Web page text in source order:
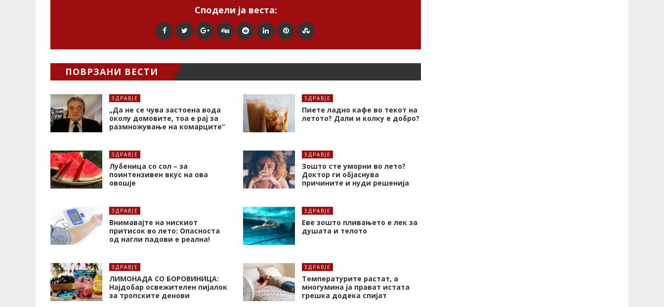
Сподели ја веста:
ПОВРЗАНИ ВЕСТИ
ЗДРАВЈЕ
„Да не се чува застоена вода
околу домовите, тоа е рај за
размножување на комарците“
ЗДРАВЈЕ
Пиете ладно кафе во текот на
летото? Дали и колку е добро?
ЗДРАВЈЕ
Лубеница со сол – за
поинтензивен вкус на ова
овошје
ЗДРАВЈЕ
Зошто сте уморни во лето?
Доктор ги објаснува
причините и нуди решенија
ЗДРАВЈЕ
Внимавајте на нискиот
притисок во лето: Опасноста
од нагли падови е реална!
ЗДРАВЈЕ
Еве зошто пливањето е лек за
душата и телото
ЗДРАВЈЕ
ЛИМОНАДА СО БОРОВИНИЦА:
Најдобар освежителен пијалок
за тропските денови
ЗДРАВЈЕ
Температурите растат, а
многумина ја прават истата
грешка додека спијат